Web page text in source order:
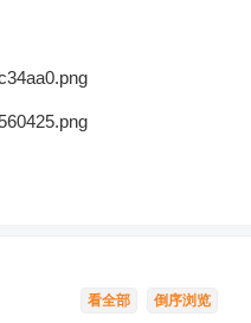
倒序浏览
看全部